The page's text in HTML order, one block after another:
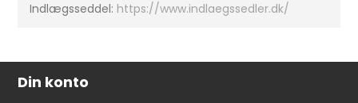
Indlægsseddel: https://www.indlaegssedler.dk/
Din konto